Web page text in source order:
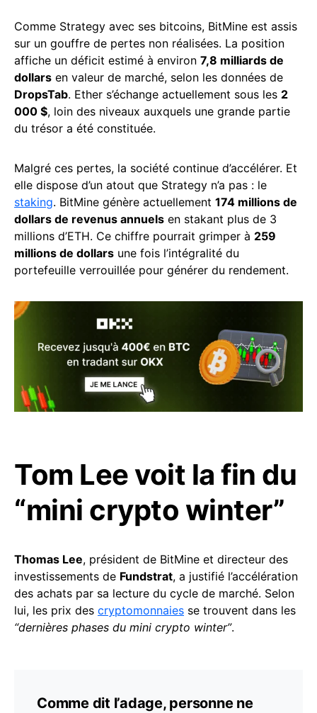
Comme Strategy avec ses bitcoins, BitMine est assis
sur un gouffre de pertes non réalisées. La position
affiche un déficit estimé à environ 7,8 milliards de
dollars en valeur de marché, selon les données de
DropsTab. Ether s’échange actuellement sous les 2
000 $, loin des niveaux auxquels une grande partie
du trésor a été constituée.
Malgré ces pertes, la société continue d’accélérer. Et
elle dispose d’un atout que Strategy n’a pas : le
staking. BitMine génère actuellement 174 millions de
dollars de revenus annuels en stakant plus de 3
millions d’ETH. Ce chiffre pourrait grimper à 259
millions de dollars une fois l’intégralité du
portefeuille verrouillée pour générer du rendement.
Tom Lee voit la fin du
“mini crypto winter”
Thomas Lee, président de BitMine et directeur des
investissements de Fundstrat, a justifié l’accélération
des achats par sa lecture du cycle de marché. Selon
lui, les prix des cryptomonnaies se trouvent dans les
“dernières phases du mini crypto winter”.
Comme dit l’adage, personne ne